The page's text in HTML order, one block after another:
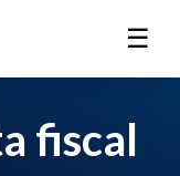
☰
fiscal